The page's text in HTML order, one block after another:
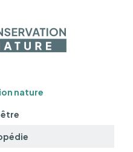
nature